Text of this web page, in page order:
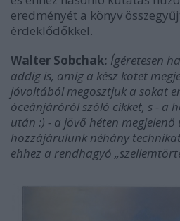
eredményét a könyv
érdeklődőkkel.
Walter Sobchak: Ígéretesen
addig is, amíg a kész kötet
jóvoltából megosztjuk a sokat
óceánjáróról szóló cikket, s - a
után :) - a jövő héten megjelenő
hozzájárulunk néhány
ehhez a rendhagyó